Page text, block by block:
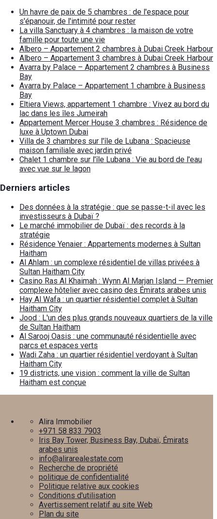
Un havre de paix de 5 chambres : de l'espace pour
s'épanouir, de l'intimité pour rester
La villa Sanctuary à 4 chambres : la maison de votre
famille pour toute une vie
Albero – Appartement 2 chambres à Dubai Creek Harbour
Albero – Appartement 3 chambres à Dubai Creek Harbour
Avarra by Palace – Appartement 2 chambres à Business
Bay
Avarra by Palace – Appartement 1 chambre à Business
Bay
Eltiera Views, appartement 1 chambre : Vivez au bord du
lac dans les îles Jumeirah
Appartement Mercer House 3 chambres : Résidence de
luxe à Uptown Dubai
Villa de 3 chambres sur l'île de Lubana : Spacieuse
maison familiale avec jardin privé
Chalet 1 chambre sur l'île Lubana : Vie au bord de l'eau
avec vue sur le lagon
Derniers articles
Des données à la stratégie : que se passe-t-il avec les
investisseurs à Dubaï ?
Le marché immobilier de Dubaï : des records à la
stratégie
Résidence Yenaier : Appartements modernes à Sultan
Haitham
Al Ahlam : un complexe résidentiel de villas privées à
Sultan Haitham City
Casino Ras Al Khaimah : Wynn Al Marjan Island — Premier
complexe hôtelier avec casino des Émirats arabes unis
Hay Al Wafa : un quartier résidentiel complet à Sultan
Haitham City
Jood : L'un des plus grands nouveaux quartiers de la ville
de Sultan Haitham
Al Sarooj Oasis : une communauté résidentielle avec
parcs et espaces verts
Wadi Zaha : un quartier résidentiel verdoyant à Sultan
Haitham City
19 districts, une vision : comment la ville de Sultan
Haitham est conçue
Alira Immobilier
+971 58 833 7903
Iris Bay Tower, Business Bay, Dubaï, Émirats
arabes unis
info@alirarealestate.com
Recherche de propriété
politique de confidentialité
Politique relative aux cookies
Conditions d'utilisation
Avertissement relatif au site Web
Plan du site